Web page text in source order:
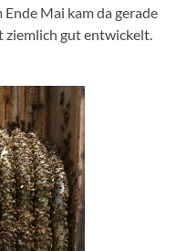
Mai kam da gerade
ziemlich gut entwickelt.